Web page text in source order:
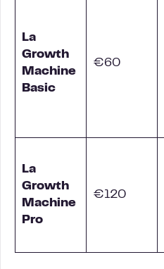
La
Growth
Machine
Basic
€60
La
Growth
Machine
Pro
€120